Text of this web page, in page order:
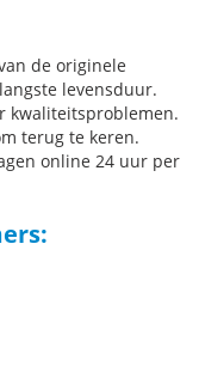
de originele
levensduur.
kwaliteitsproblemen.
terug te keren.
online 24 uur per